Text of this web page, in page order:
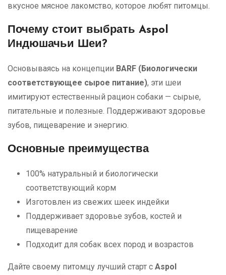
вкусное мясное лакомство, которое любят питомцы.
Почему стоит выбрать Aspol
Индюшачьи Шеи?
Основываясь на концепции BARF (Биологически
соответствующее сырое питание), эти шеи
имитируют естественный рацион собаки — сырые,
питательные и полезные. Поддерживают здоровье
зубов, пищеварение и энергию.
Основные преимущества
100% натуральный и биологически
соответствующий корм
Изготовлен из свежих шеек индейки
Поддерживает здоровье зубов, костей и
пищеварение
Подходит для собак всех пород и возрастов
Дайте своему питомцу лучший старт с Aspol